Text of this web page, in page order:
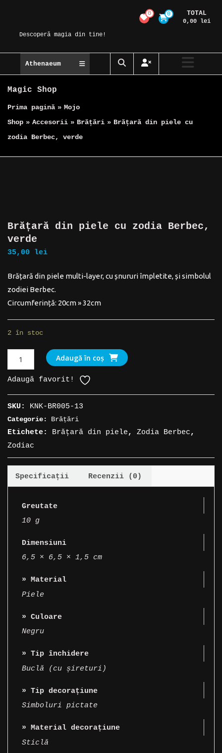
contentDescoperă magia din tine!
0 0 TOTAL
0,00 lei
Athenaeum
Magic Shop
Prima pagină » Mojo
Shop » Accesorii » Brățări » Brățară din piele cu
zodia Berbec, verde
Brățară din piele cu zodia Berbec,
verde
35,00 lei
Brățară din piele multi-layer, cu șnururi împletite, și simbolul
zodiei Berbec.
Circumferință: 20cm » 32cm
2 în stoc
Cantitate
Brățară
din
piele
cu
zodia
Berbec,
verde
Adaugă în coș
Adaugă favorit!
SKU: KNK-BR005-13
Categorie: Brățări
Etichete: Brățară din piele, Zodia Berbec,
Zodiac
Specificații Recenzii (0)
Greutate
10 g
Dimensiuni
6,5 × 6,5 × 1,5 cm
» Material
Piele
» Culoare
Negru
» Tip închidere
Buclă (cu șireturi)
» Tip decorațiune
Simboluri pictate
» Material decorațiune
Sticlă